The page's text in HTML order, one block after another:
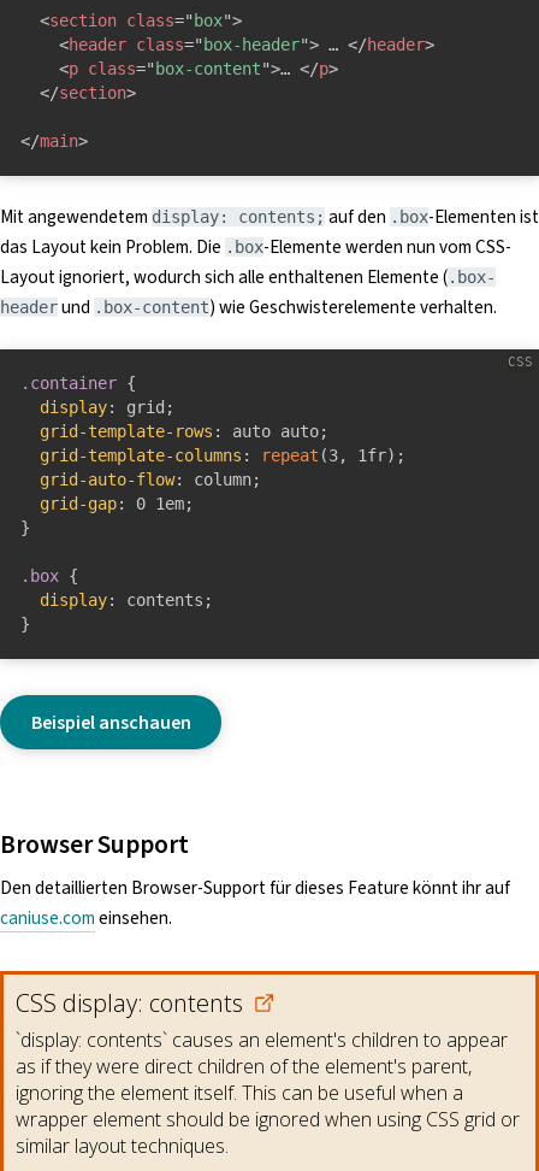
<section class=" box">
<header class=" box-header"> … </header>
<p class=" box-content">… </p>
</section>
</main>
Mit angewendetem display: contents; auf den .box-Elementen ist
das Layout kein Problem. Die .box-Elemente werden nun vom CSS-
Layout ignoriert, wodurch sich alle enthaltenen Elemente (.box-
headerund .box-content) wie Geschwisterelemente verhalten.
.container {
display: grid ;
grid-template-rows : auto auto;
grid-template-columns : repeat (3, 1fr) ;
grid-auto-flow: column;
grid-gap: 0 1em;
}
.box {
display: contents ;
}
Beispiel anschauen
Browser Support
Den detaillierten Browser-Support für dieses Feature könnt ihr auf
caniuse.comeinsehen.